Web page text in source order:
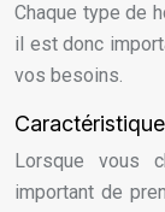
Chaque type de
il est donc
vos besoins.
Lorsque vous
important de